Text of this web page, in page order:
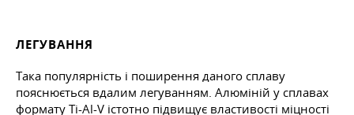
ЛЕГУВАННЯ
Така популярність і поширення даного сплаву
пояснюється вдалим легуванням. Алюміній у сплавах
формату Ti-Al-V істотно підвищує властивості міцності